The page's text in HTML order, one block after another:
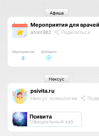
Мероприятия для врачей
atom982 Поделиться
Мероприятия
0
Добавить
Афиша
psivita.ru
Нексус психологии
Псивита
Официальный хаб
Нексус